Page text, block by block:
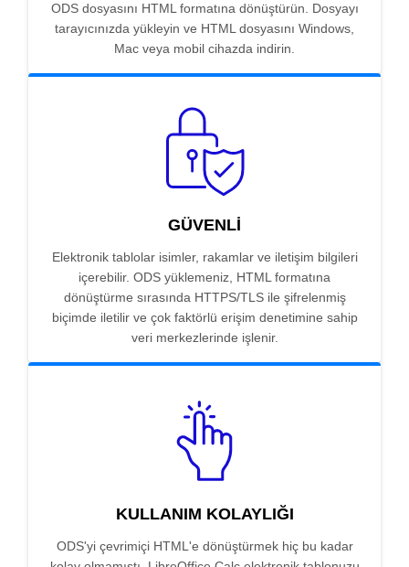
ODS dosyasını HTML formatına dönüştürün. Dosyayı
tarayıcınızda yükleyin ve HTML dosyasını Windows,
Mac veya mobil cihazda indirin.
GÜVENLI
Elektronik tablolar isimler, rakamlar ve iletişim bilgileri
içerebilir. ODS yüklemeniz, HTML formatına
dönüştürme sırasında HTTPS/TLS ile şifrelenmiş
biçimde iletilir ve çok faktörlü erişim denetimine sahip
veri merkezlerinde işlenir.
KULLANIM KOLAYLIĞI
ODS'yi çevrimiçi HTML'e dönüştürmek hiç bu kadar